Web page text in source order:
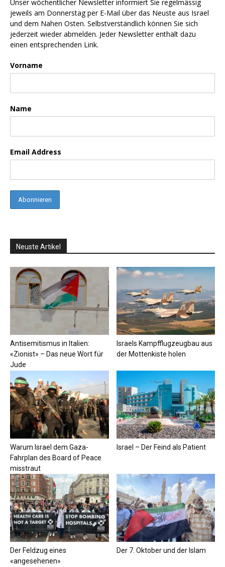
Unser wöchentlicher Newsletter informiert Sie regelmässig
jeweils am Donnerstag per E-Mail über das Neuste aus Israel
und dem Nahen Osten. Selbstverständlich können Sie sich
jederzeit wieder abmelden. Jeder Newsletter enthält dazu
einen entsprechenden Link.
Vorname
Name
Email Address
Neuste Artikel
Antisemitismus in Italien:
«Zionist» – Das neue Wort für
Jude
Israels Kampfflugzeugbau aus
der Mottenkiste holen
Warum Israel dem Gaza-
Fahrplan des Board of Peace
misstraut
Israel – Der Feind als Patient
Der Feldzug eines
«angesehenen»
Der 7. Oktober und der Islam